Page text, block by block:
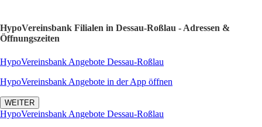
HypoVereinsbank Filialen in Dessau-Roßlau - Adressen &
Öffnungszeiten
HypoVereinsbank Angebote Dessau-Roßlau
HypoVereinsbank Angebote in der App öffnen
WEITER
HypoVereinsbank Angebote Dessau-Roßlau